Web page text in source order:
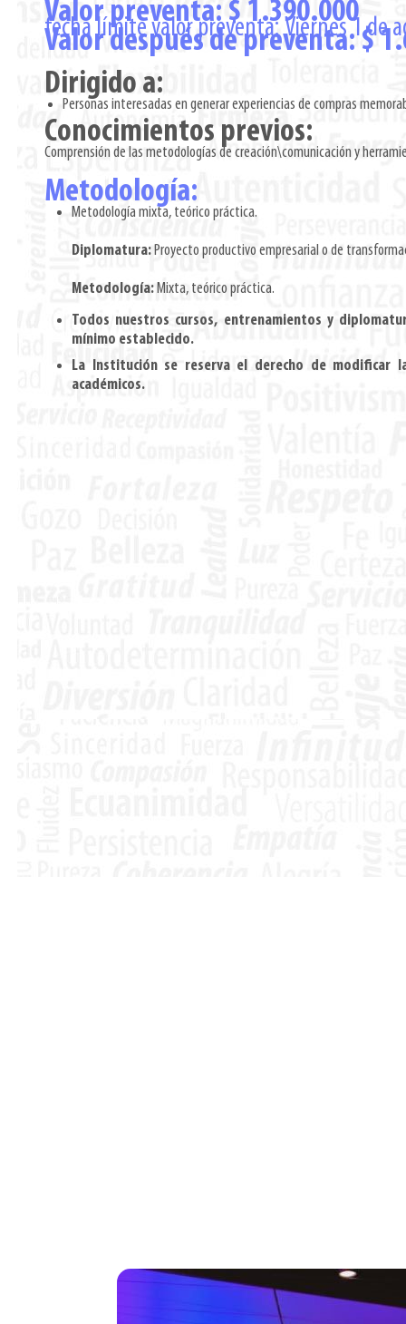
Valor preventa: $ 1.390.000
fecha límite valor preventa: Viernes 1 de
Valor después de preventa: $
Dirigido a:
Personas interesadas en generar experiencias de compras
Conocimientos previos:
Comprensión de las metodologías de creación\comunicación y
Metodología:
Metodología mixta, teórico práctica.
Diplomatura:Proyecto productivo empresarial o de
Metodología:Mixta, teórico práctica.
Todos nuestros cursos, entrenamientos y
mínimo establecido.
La Institución se reserva el derecho de
académicos.